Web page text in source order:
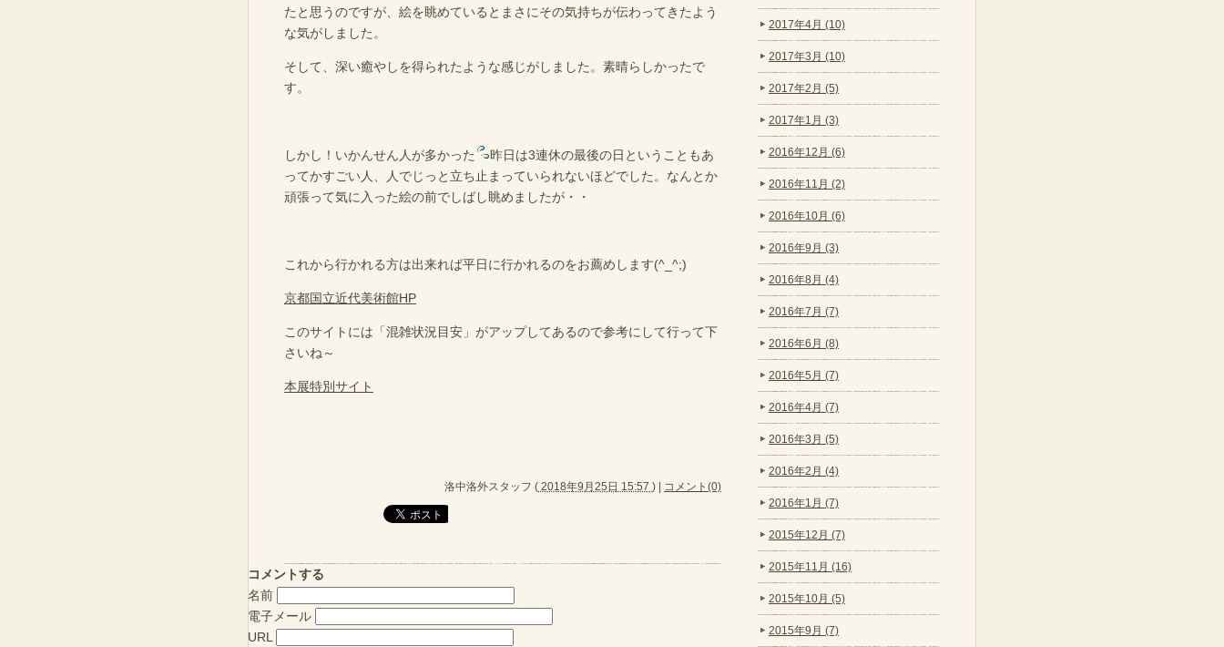
たと思うのですが、絵を眺めているとまさにその気持ちが伝わってきたよう
な気がしました。
そして、深い癒やしを得られたような感じがしました。素晴らしかったで
す。
しかし！いかんせん人が多かった
昨日は3連休の最後の日ということもあ
ってかすごい人、人でじっと立ち止まっていられないほどでした。なんとか
頑張って気に入った絵の前でしばし眺めましたが・・
これから行かれる方は出来れば平日に行かれるのをお薦めします(^_^;)
京都国立近代美術館HP
このサイトには「混雑状況目安」がアップしてあるので参考にして行って下
さいね～
本展特別サイト
洛中洛外スタッフ ( 2018年9月25日 15:57 ) コメント(0)
コメントする
名前
電子メール
URL
2017年4月 (10)
2017年3月 (10)
2017年2月 (5)
2017年1月 (3)
2016年12月 (6)
2016年11月 (2)
2016年10月 (6)
2016年9月 (3)
2016年8月 (4)
2016年7月 (7)
2016年6月 (8)
2016年5月 (7)
2016年4月 (7)
2016年3月 (5)
2016年2月 (4)
2016年1月 (7)
2015年12月 (7)
2015年11月 (16)
2015年10月 (5)
2015年9月 (7)